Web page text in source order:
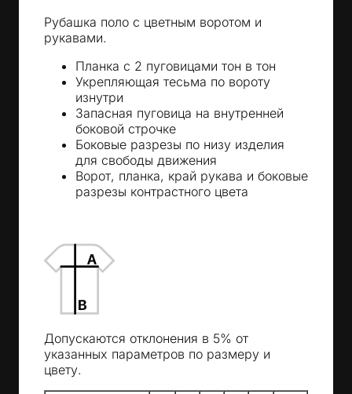
Рубашка поло с цветным воротом и
рукавами.
Планка с 2 пуговицами тон в тон
Укрепляющая тесьма по вороту
изнутри
Запасная пуговица на внутренней
боковой строчке
Боковые разрезы по низу изделия
для свободы движения
Ворот, планка, край рукава и боковые
разрезы контрастного цвета
Допускаются отклонения в 5% от
указанных параметров по размеру и
цвету.